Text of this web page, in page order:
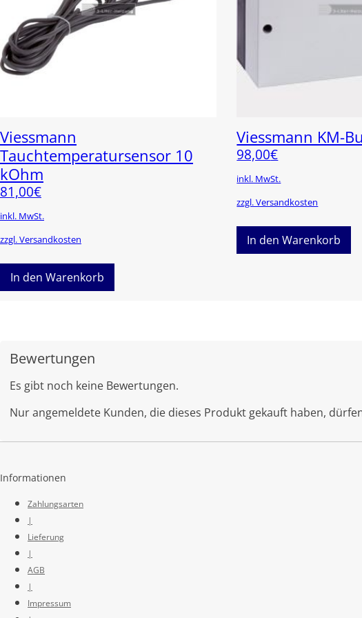
Viessmann
Tauchtemperatursensor 10
kOhm
81,00€
inkl. MwSt.
zzgl. Versandkosten
In den Warenkorb
Viessmann KM-
98,00€
inkl. MwSt.
zzgl. Versandkosten
In den Warenkorb
Bewertungen
Es gibt noch keine Bewertungen.
Nur angemeldete Kunden, die dieses Produkt gekauft haben,
Informationen
Zahlungsarten
|
Lieferung
|
AGB
|
Impressum